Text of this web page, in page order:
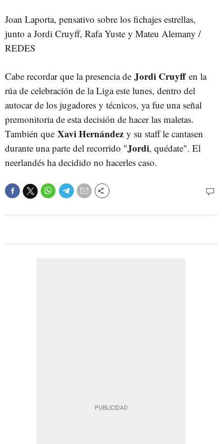
Joan Laporta, pensativo sobre los fichajes estrellas,
junto a Jordi Cruyff, Rafa Yuste y Mateu Alemany /
REDES
Cabe recordar que la presencia de Jordi Cruyffen la
rúa de celebración de la Liga este lunes, dentro del
autocar de los jugadores y técnicos, ya fue una señal
premonitoria de esta decisión de hacer las maletas.
También que Xavi Hernández y su staff le cantasen
durante una parte del recorrido "Jordi, quédate". El
neerlandés ha decidido no hacerles caso.